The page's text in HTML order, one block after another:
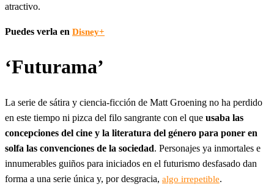
atractivo.
Puedes verla en Disney+
‘Futurama’
La serie de sátira y ciencia-ficción de Matt Groening no ha perdido
en este tiempo ni pizca del filo sangrante con el que usaba las
concepciones del cine y la literatura del género para poner en
solfa las convenciones de la sociedad. Personajes ya inmortales e
innumerables guiños para iniciados en el futurismo desfasado dan
forma a una serie única y, por desgracia, algo irrepetible.